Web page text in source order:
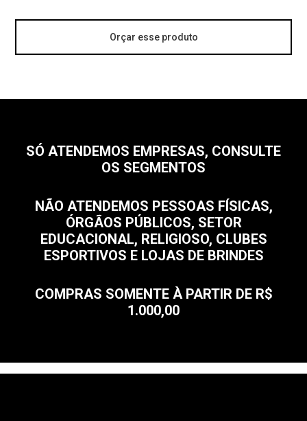
Orçar esse produto
SÓ ATENDEMOS EMPRESAS, CONSULTE
OS SEGMENTOS
NÃO ATENDEMOS PESSOAS FÍSICAS,
ÓRGÃOS PÚBLICOS, SETOR
EDUCACIONAL, RELIGIOSO, CLUBES
ESPORTIVOS E LOJAS DE BRINDES
COMPRAS SOMENTE À PARTIR DE R$
1.000,00